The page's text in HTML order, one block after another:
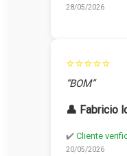
28/05/2026
⭐⭐⭐⭐⭐
“BOM”
👤 Fabricio
✔️ Cliente
20/05/2026